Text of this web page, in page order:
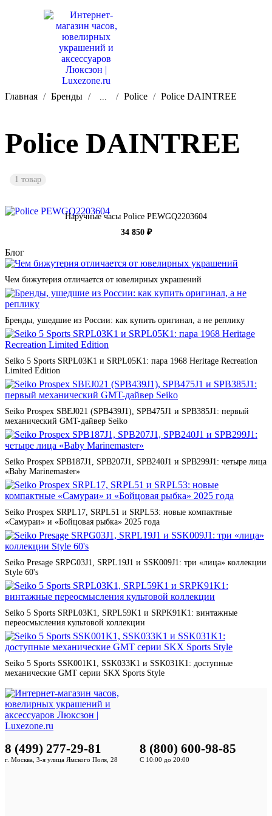
Главная Бренды ... Police Police DAINTREE
Police DAINTREE
1 товар
Наручные часы Police PEWGQ2203604
34 850 ₽
Блог
Чем бижутерия отличается от ювелирных украшений
Бренды, ушедшие из России: как купить оригинал, а не реплику
Seiko 5 Sports SRPL03K1 и SRPL05K1: пара 1968 Heritage Recreation
Limited Edition
Seiko Prospex SBEJ021 (SPB439J1), SPB475J1 и SPB385J1: первый
механический GMT-дайвер Seiko
Seiko Prospex SPB187J1, SPB207J1, SPB240J1 и SPB299J1: четыре лица
«Baby Marinemaster»
Seiko Prospex SRPL17, SRPL51 и SRPL53: новые компактные
«Самураи» и «Бойцовая рыбка» 2025 года
Seiko Presage SRPG03J1, SRPL19J1 и SSK009J1: три «лица» коллекции
Style 60's
Seiko 5 Sports SRPL03K1, SRPL59K1 и SRPK91K1: винтажные
переосмысления культовой коллекции
Seiko 5 Sports SSK001K1, SSK033K1 и SSK031K1: доступные
механические GMT серии SKX Sports Style
8 (499) 277-29-81
г. Москва, 3-я улица Ямского Поля, 28
8 (800) 600-98-85
С 10:00 до 20:00